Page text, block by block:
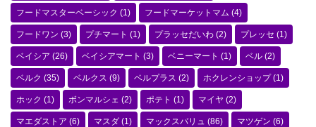
フードマスターベーシック (1) フードマーケットマム (4)
フードワン (3) プチマート (1) プラッセだいわ (2) プレッセ (1)
ベイシア (26) ベイシアマート (3) ベニーマート (1) ベル (2)
ベルク (35) ベルクス (9) ベルプラス (2) ホクレンショップ(1)
ホック (1) ボンマルシェ (2) ポテト (1) マイヤ (2)
マエダストア (6) マスダ (1) マックスバリュ (86) マツゲン (6)